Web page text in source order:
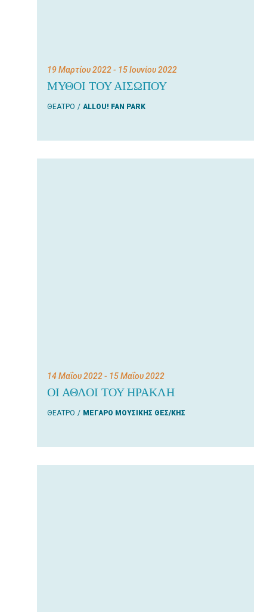
19 Μαρτίου 2022- 15 Ιουνίου 2022
ΜΥΘΟΙ ΤΟΥ ΑΙΣΩΠΟΥ
ΘΕΑΤΡΟ ALLOU! FAN PARK
14 Μαΐου 2022- 15 Μαΐου 2022
ΟΙ ΑΘΛΟΙ ΤΟΥ ΗΡΑΚΛΗ
ΘΕΑΤΡΟ ΜΕΓΑΡΟ ΜΟΥΣΙΚΗΣ ΘΕΣ/ΚΗΣ